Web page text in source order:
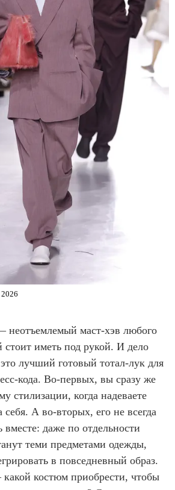
2026
маст-хэв любого
стоит иметь под рукой. И дело
лучший готовый тотал-лук для
кода. Во-первых, вы сразу же
стилизации, когда надеваете
себя. А во-вторых, его не всегда
вместе: даже по отдельности
теми предметами одежды,
в повседневный образ.
костюм приобрести, чтобы